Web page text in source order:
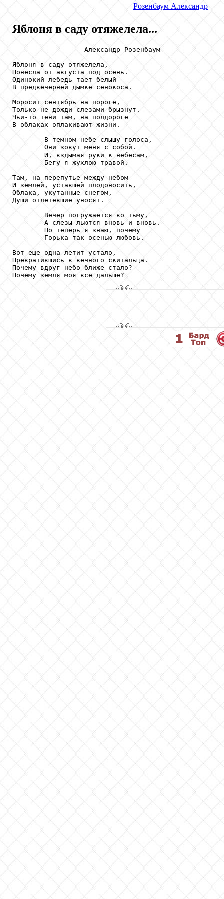
Розенбаум Александр
Яблоня в саду отяжелела...
                  Александр Розенбаум
Яблоня в саду отяжелела,
Понесла от августа под осень.
Одинокий лебедь тает белый
В предвечерней дымке сенокоса.
Моросит сентябрь на пороге,
Только не дожди слезами брызнут.
Чьи-то тени там, на полдороге
В облаках оплакивают жизни.
        В темном небе слышу голоса,
        Они зовут меня с собой.
        И, вздымая руки к небесам,
        Бегу я жухлою травой.
Там, на перепутье между небом
И землей, уставшей плодоносить,
Облака, укутанные снегом,
Души отлетевшие уносят.
        Вечер погружается во тьму,
        А слезы льются вновь и вновь.
        Но теперь я знаю, почему
        Горька так осенью любовь.
Вот еще одна летит устало,
Превратившись в вечного скитальца.
Почему вдруг небо ближе стало?
Почему земля моя все дальше?